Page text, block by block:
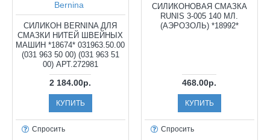
Bernina
СИЛИКОН BERNINA ДЛЯ
СМАЗКИ НИТЕЙ ШВЕЙНЫХ
МАШИН *18674* 031963.50.00
(031 963 50 00) (031 963 51
00) АРТ.272981
2 184.00р.
КУПИТЬ
Спросить
СИЛИКОНОВАЯ СМАЗКА
RUNIS 3-005 140 МЛ.
(АЭРОЗОЛЬ) *18992*
468.00р.
КУПИТЬ
Спросить